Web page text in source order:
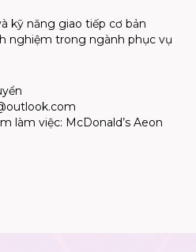
kỹ năng giao tiếp cơ bản
nghiệm trong ngành phục vụ
làm việc: McDonald’s Aeon